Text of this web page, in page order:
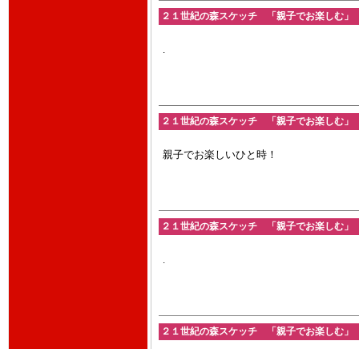
２１世紀の森スケッチ 「親子でお楽しむ」
.
２１世紀の森スケッチ 「親子でお楽しむ」
親子でお楽しいひと時！
２１世紀の森スケッチ 「親子でお楽しむ」
.
２１世紀の森スケッチ 「親子でお楽しむ」